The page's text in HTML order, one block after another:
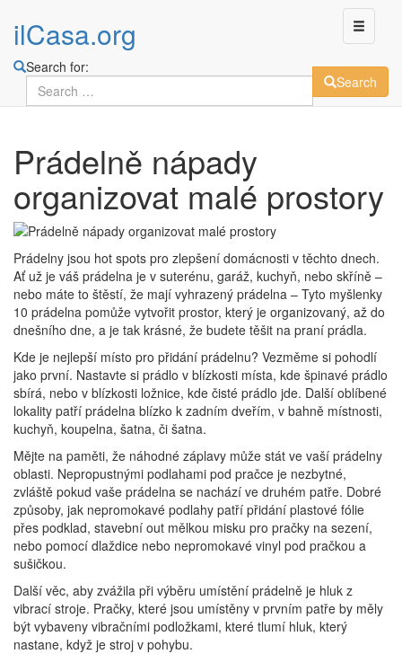
ilCasa.org
Search for:
Search
main
content
Prádelně nápady
organizovat malé prostory
Prádelny jsou hot spots pro zlepšení domácnosti v těchto dnech.
Ať už je váš prádelna je v suterénu, garáž, kuchyň, nebo skříně –
nebo máte to štěstí, že mají vyhrazený prádelna – Tyto myšlenky
10 prádelna pomůže vytvořit prostor, který je organizovaný, až do
dnešního dne, a je tak krásné, že budete těšit na praní prádla.
Kde je nejlepší místo pro přidání prádelnu? Vezměme si pohodlí
jako první. Nastavte si prádlo v blízkosti místa, kde špinavé prádlo
sbírá, nebo v blízkosti ložnice, kde čisté prádlo jde. Další oblíbené
lokality patří prádelna blízko k zadním dveřím, v bahně místnosti,
kuchyň, koupelna, šatna, či šatna.
Mějte na paměti, že náhodné záplavy může stát ve vaší prádelny
oblasti. Nepropustnými podlahami pod pračce je nezbytné,
zvláště pokud vaše prádelna se nachází ve druhém patře. Dobré
způsoby, jak nepromokavé podlahy patří přidání plastové fólie
přes podklad, stavební out mělkou misku pro pračky na sezení,
nebo pomocí dlaždice nebo nepromokavé vinyl pod pračkou a
sušičkou.
Další věc, aby zvážila při výběru umístění prádelně je hluk z
vibrací stroje. Pračky, které jsou umístěny v prvním patře by měly
být vybaveny vibračními podložkami, které tlumí hluk, který
nastane, když je stroj v pohybu.